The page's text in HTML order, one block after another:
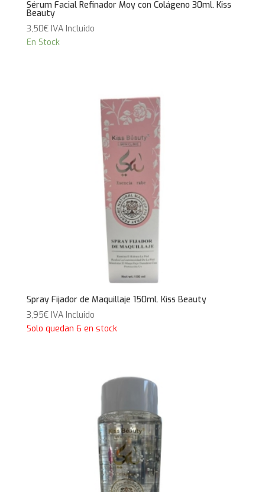
Sérum Facial Refinador Moy con Colágeno 30ml. Kiss
Beauty
3,50€ IVA Incluido
En Stock
Spray Fijador de Maquillaje 150ml. Kiss Beauty
3,95€ IVA Incluido
Solo quedan 6 en stock